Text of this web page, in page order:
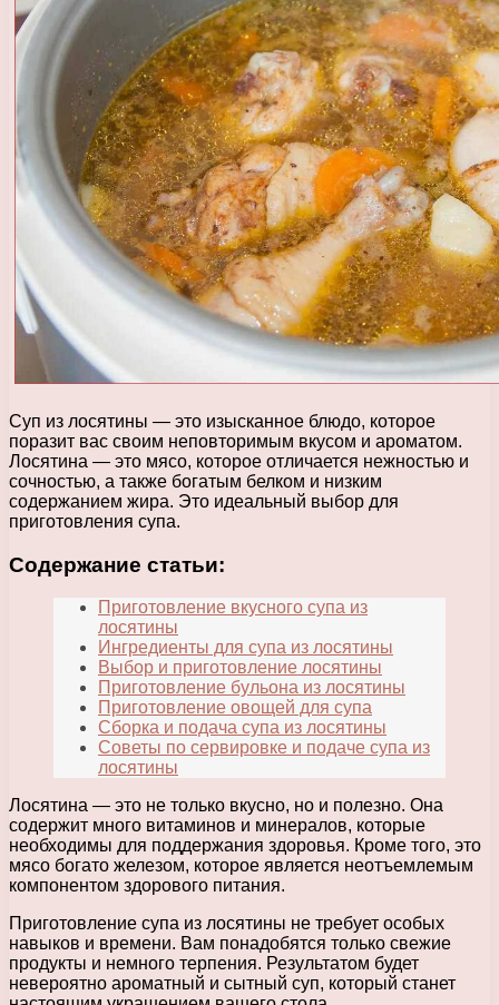
Суп из лосятины — это изысканное блюдо, которое
поразит вас своим неповторимым вкусом и ароматом.
Лосятина — это мясо, которое отличается нежностью и
сочностью, а также богатым белком и низким
содержанием жира. Это идеальный выбор для
приготовления супа.
Содержание статьи:
Приготовление вкусного супа из
лосятины
Ингредиенты для супа из лосятины
Выбор и приготовление лосятины
Приготовление бульона из лосятины
Приготовление овощей для супа
Сборка и подача супа из лосятины
Советы по сервировке и подаче супа из
лосятины
Лосятина — это не только вкусно, но и полезно. Она
содержит много витаминов и минералов, которые
необходимы для поддержания здоровья. Кроме того, это
мясо богато железом, которое является неотъемлемым
компонентом здорового питания.
Приготовление супа из лосятины не требует особых
навыков и времени. Вам понадобятся только свежие
продукты и немного терпения. Результатом будет
невероятно ароматный и сытный суп, который станет